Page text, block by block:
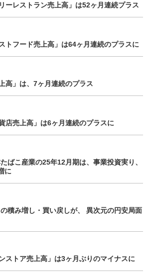
ーレストラン売上高」は52ヶ月連続プラス
トフード売上高」は64ヶ月連続のプラスに
高」は、7ヶ月連続のプラス
店売上高」は6ヶ月連続のプラスに
ばこ産業の25年12月期は、事業投資実り、
に
積み増し・買い戻しが、 異次元の円安局面
ストア売上高」は3ヶ月ぶりのマイナスに